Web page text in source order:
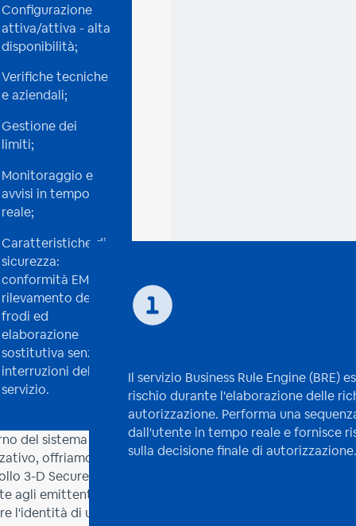
Configurazione
attiva/attiva - alta
disponibilità;
Verifiche tecniche
e aziendali;
Gestione dei
limiti;
Monitoraggio e
avvisi in tempo
reale;
Caratteristiche di
sicurezza:
conformità EMV,
rilevamento delle
frodi ed
elaborazione
sostitutiva senza
interruzioni del
servizio.
del sistema
offriamo un
3-D Secure che
agli emittenti di
l'identità di un
Il servizio Business Rule Engine (BRE)
rischio durante l'elaborazione delle
autorizzazione. Performa una
dall'utente in tempo reale e fornisce
sulla decisione finale di autorizzazione.